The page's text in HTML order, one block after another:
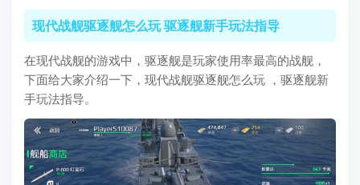
现代战舰驱逐舰怎么玩 驱逐舰新手玩法指导
在现代战舰的游戏中，驱逐舰是玩家使用率最高的战舰，
下面给大家介绍一下，现代战舰驱逐舰怎么玩 ，驱逐舰新
手玩法指导。